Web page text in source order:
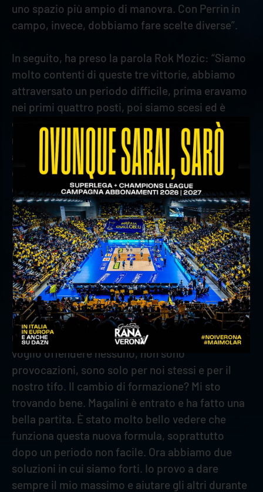
uno spazio più ampio di manovra. Con Perrin in
campo, invece, dobbiamo fare scelte diverse”.
In seguito, ha preso la parola Rok Mozic: “Siamo
molto contenti di queste tre vittorie, abbiamo
attraversato un periodo difficile, prima eravamo
nei primi quattro posti, poi siamo scesi ed è
cambiato tutto di nuovo. Ogni partita può
modificare la classifica. Quando capita di essere
avanti di tanti punti tutti possono fare bene, ma
è sul 23-23 per esempio che si vedono i migliori
giocatori e io voglio essere uno di loro. Il muro?
L’anno scorso abbiamo visto che sono forte in
attacco, ho qualche problema in ricezione, e nel
muro a tre devo ancora migliorare. La ricezione,
però, è più importante insieme alla battuta”.
Il martello sloveno ha poi parlato delle esultanze
dopo i punti fatti: “A noi piace giocare e fare
punti, il palazzetto ha un bel pubblico: se
nessuno festeggia non c’è divertimento. Non
voglio offendere nessuno, non sono
provocazioni, sono solo per noi stessi e per il
nostro tifo. Il cambio di formazione? Mi sto
trovando bene. Magalini è entrato e ha fatto una
bella partita. È stato molto bello vedere che
funziona questa nuova formula, soprattutto
dopo un periodo non facile. Ora abbiamo due
soluzioni in cui siamo forti. Io provo a dare
sempre il mio massimo e aiutare gli altri durante